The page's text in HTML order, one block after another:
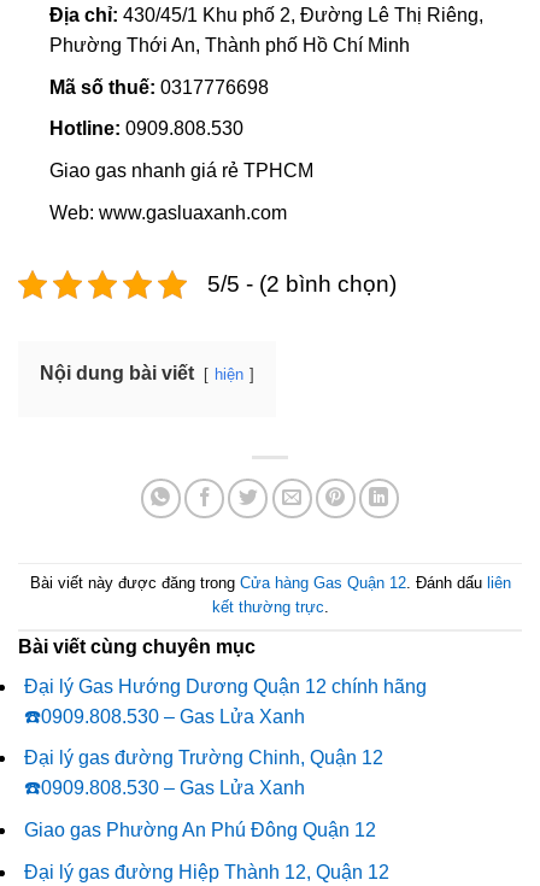
Địa chỉ: 430/45/1 Khu phố 2, Đường Lê Thị Riêng,
Phường Thới An, Thành phố Hồ Chí Minh
Mã số thuế: 0317776698
Hotline: 0909.808.530
Giao gas nhanh giá rẻ TPHCM
Web: www.gasluaxanh.com
5/5 - (2 bình chọn)
Nội dung bài viết hiện
Bài viết này được đăng trong Cửa hàng Gas Quận 12. Đánh dấu liên
kết thường trực.
Bài viết cùng chuyên mục
Đại lý Gas Hướng Dương Quận 12 chính hãng
☎️0909.808.530 – Gas Lửa Xanh
Đại lý gas đường Trường Chinh, Quận 12
☎️0909.808.530 – Gas Lửa Xanh
Giao gas Phường An Phú Đông Quận 12
Đại lý gas đường Hiệp Thành 12, Quận 12